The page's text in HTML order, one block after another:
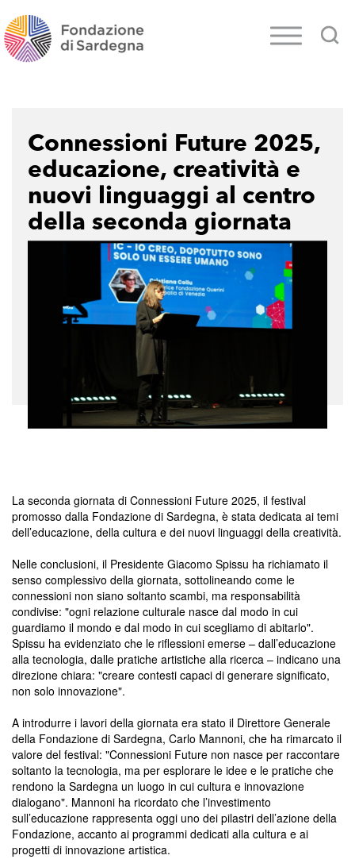
Connessioni Future 2025,
educazione, creatività e
nuovi linguaggi al centro
della seconda giornata
La seconda giornata di Connessioni Future 2025, il festival
promosso dalla Fondazione di Sardegna, è stata dedicata ai temi
dell’educazione, della cultura e dei nuovi linguaggi della creatività.
Nelle conclusioni, il Presidente Giacomo Spissu ha richiamato il
senso complessivo della giornata, sottolineando come le
connessioni non siano soltanto scambi, ma responsabilità
condivise: "ogni relazione culturale nasce dal modo in cui
guardiamo il mondo e dal modo in cui scegliamo di abitarlo".
Spissu ha evidenziato che le riflessioni emerse – dall’educazione
alla tecnologia, dalle pratiche artistiche alla ricerca – indicano una
direzione chiara: "creare contesti capaci di generare significato,
non solo innovazione".
A introdurre i lavori della giornata era stato il Direttore Generale
della Fondazione di Sardegna, Carlo Mannoni, che ha rimarcato il
valore del festival: "Connessioni Future non nasce per raccontare
soltanto la tecnologia, ma per esplorare le idee e le pratiche che
rendono la Sardegna un luogo in cui cultura e innovazione
dialogano". Mannoni ha ricordato che l’investimento
sull’educazione rappresenta oggi uno dei pilastri dell’azione della
Fondazione, accanto ai programmi dedicati alla cultura e ai
progetti di innovazione artistica.